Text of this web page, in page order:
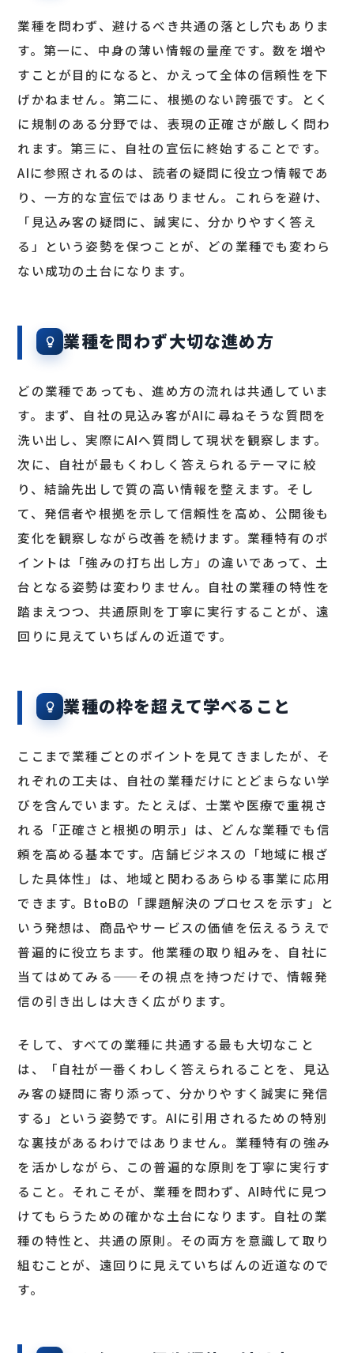
業種を問わず、避けるべき共通の落とし穴もありま
す。第一に、中身の薄い情報の量産です。数を増や
すことが目的になると、かえって全体の信頼性を下
げかねません。第二に、根拠のない誇張です。とく
に規制のある分野では、表現の正確さが厳しく問わ
れます。第三に、自社の宣伝に終始することです。
AIに参照されるのは、読者の疑問に役立つ情報であ
り、一方的な宣伝ではありません。これらを避け、
「見込み客の疑問に、誠実に、分かりやすく答え
る」という姿勢を保つことが、どの業種でも変わら
ない成功の土台になります。
業種を問わず大切な進め方
どの業種であっても、進め方の流れは共通していま
す。まず、自社の見込み客がAIに尋ねそうな質問を
洗い出し、実際にAIへ質問して現状を観察します。
次に、自社が最もくわしく答えられるテーマに絞
り、結論先出しで質の高い情報を整えます。そし
て、発信者や根拠を示して信頼性を高め、公開後も
変化を観察しながら改善を続けます。業種特有のポ
イントは「強みの打ち出し方」の違いであって、土
台となる姿勢は変わりません。自社の業種の特性を
踏まえつつ、共通原則を丁寧に実行することが、遠
回りに見えていちばんの近道です。
業種の枠を超えて学べること
ここまで業種ごとのポイントを見てきましたが、そ
れぞれの工夫は、自社の業種だけにとどまらない学
びを含んでいます。たとえば、士業や医療で重視さ
れる「正確さと根拠の明示」は、どんな業種でも信
頼を高める基本です。店舗ビジネスの「地域に根ざ
した具体性」は、地域と関わるあらゆる事業に応用
できます。BtoBの「課題解決のプロセスを示す」と
いう発想は、商品やサービスの価値を伝えるうえで
普遍的に役立ちます。他業種の取り組みを、自社に
当てはめてみる——その視点を持つだけで、情報発
信の引き出しは大きく広がります。
そして、すべての業種に共通する最も大切なこと
は、「自社が一番くわしく答えられることを、見込
み客の疑問に寄り添って、分かりやすく誠実に発信
する」という姿勢です。AIに引用されるための特別
な裏技があるわけではありません。業種特有の強み
を活かしながら、この普遍的な原則を丁寧に実行す
ること。それこそが、業種を問わず、AI時代に見つ
けてもらうための確かな土台になります。自社の業
種の特性と、共通の原則。その両方を意識して取り
組むことが、遠回りに見えていちばんの近道なので
す。